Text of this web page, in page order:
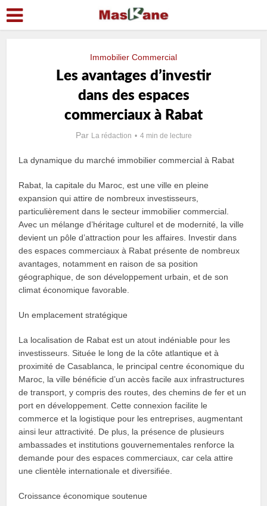
Immobilier Commercial
Les avantages dʼinvestir
dans des espaces
commerciaux à Rabat
Par La rédaction 4 min de lecture
La dynamique du marché immobilier commercial à Rabat
Rabat, la capitale du Maroc, est une ville en pleine
expansion qui attire de nombreux investisseurs,
particulièrement dans le secteur immobilier commercial.
Avec un mélange d’héritage culturel et de modernité, la ville
devient un pôle d’attraction pour les affaires. Investir dans
des espaces commerciaux à Rabat présente de nombreux
avantages, notamment en raison de sa position
géographique, de son développement urbain, et de son
climat économique favorable.
Un emplacement stratégique
La localisation de Rabat est un atout indéniable pour les
investisseurs. Située le long de la côte atlantique et à
proximité de Casablanca, le principal centre économique du
Maroc, la ville bénéficie d’un accès facile aux infrastructures
de transport, y compris des routes, des chemins de fer et un
port en développement. Cette connexion facilite le
commerce et la logistique pour les entreprises, augmentant
ainsi leur attractivité. De plus, la présence de plusieurs
ambassades et institutions gouvernementales renforce la
demande pour des espaces commerciaux, car cela attire
une clientèle internationale et diversifiée.
Croissance économique soutenue